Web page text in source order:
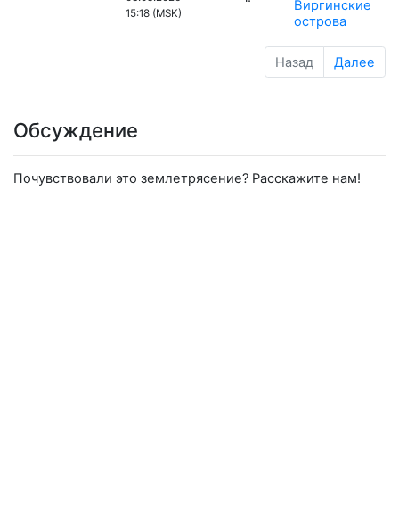
15:18 (MSK)
Виргинские
острова
Назад Далее
Обсуждение
Почувствовали это землетрясение? Расскажите нам!